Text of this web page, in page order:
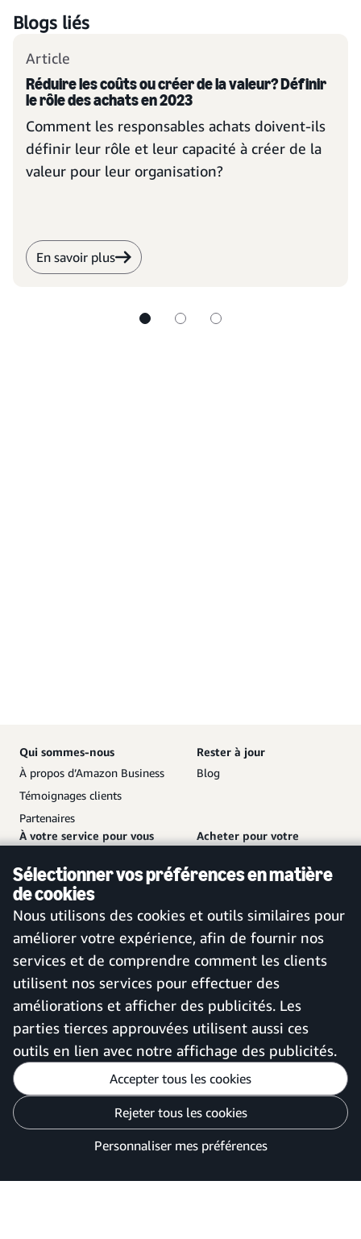
Blogs liés
Article
Réduire les coûts ou créer de la valeur? Définir
le rôle des achats en 2023
Comment les responsables achats doivent-ils
définir leur rôle et leur capacité à créer de la
valeur pour leur organisation?
En savoir plus
Sélectionner vos préférences en matière
de cookies
Nous utilisons des cookies et outils similaires pour
améliorer votre expérience, afin de fournir nos
services et de comprendre comment les clients
utilisent nos services pour effectuer des
améliorations et afficher des publicités. Les
parties tierces approuvées utilisent aussi ces
outils en lien avec notre affichage des publicités.
Accepter tous les cookies
Rejeter tous les cookies
Personnaliser mes préférences
Qui sommes-nous
À propos d’Amazon Business
Témoignages clients
Partenaires
Rester à jour
Blog
À votre service pour vous
Nous contacter
Service client et assistance
Plan de site
Acheter pour votre
Créer un compte gratuit
Application mobile Amazon
Business
France
Personnaliser mes préférences
Avis de confidentialité
Vos options de confidentialité des publicités